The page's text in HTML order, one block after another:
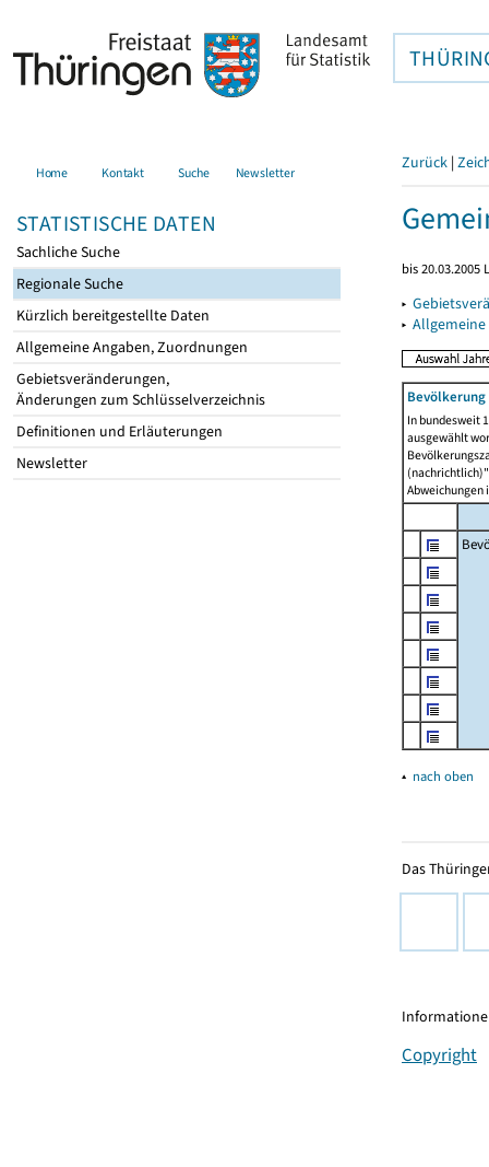
Home Kontakt Suche Newsletter
STATISTISCHE DATEN
Sachliche Suche
Regionale Suche
Kürzlich bereitgestellte Daten
Allgemeine Angaben, Zuordnungen
Gebietsveränderungen,
Änderungen zum Schlüsselverzeichnis
Definitionen und Erläuterungen
Newsletter
Zurück |
bis
▸
▸
In bundesweit
ausgewählt
Abweichungen
▴ nach oben
Das
Copyright